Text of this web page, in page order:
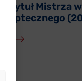
Tytuł Mistrza
aptecznego